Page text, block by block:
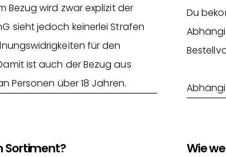
Bezug wird zwar explizit der
sieht jedoch keinerlei Strafen
für den
ist auch der Bezug aus
Personen über 18 Jahren.
Du
Sortiment? Wie